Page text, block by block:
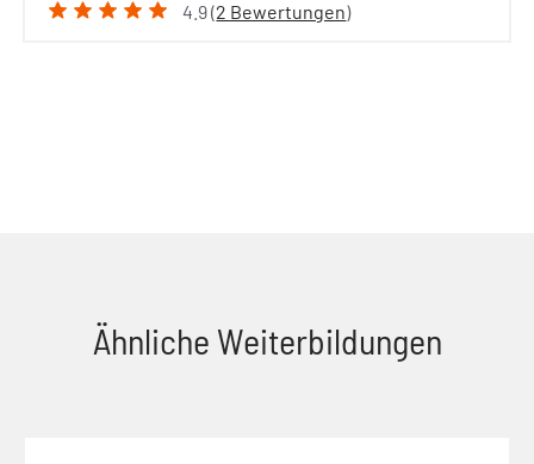
4.9 (2 Bewertungen)
Ähnliche Weiterbildungen